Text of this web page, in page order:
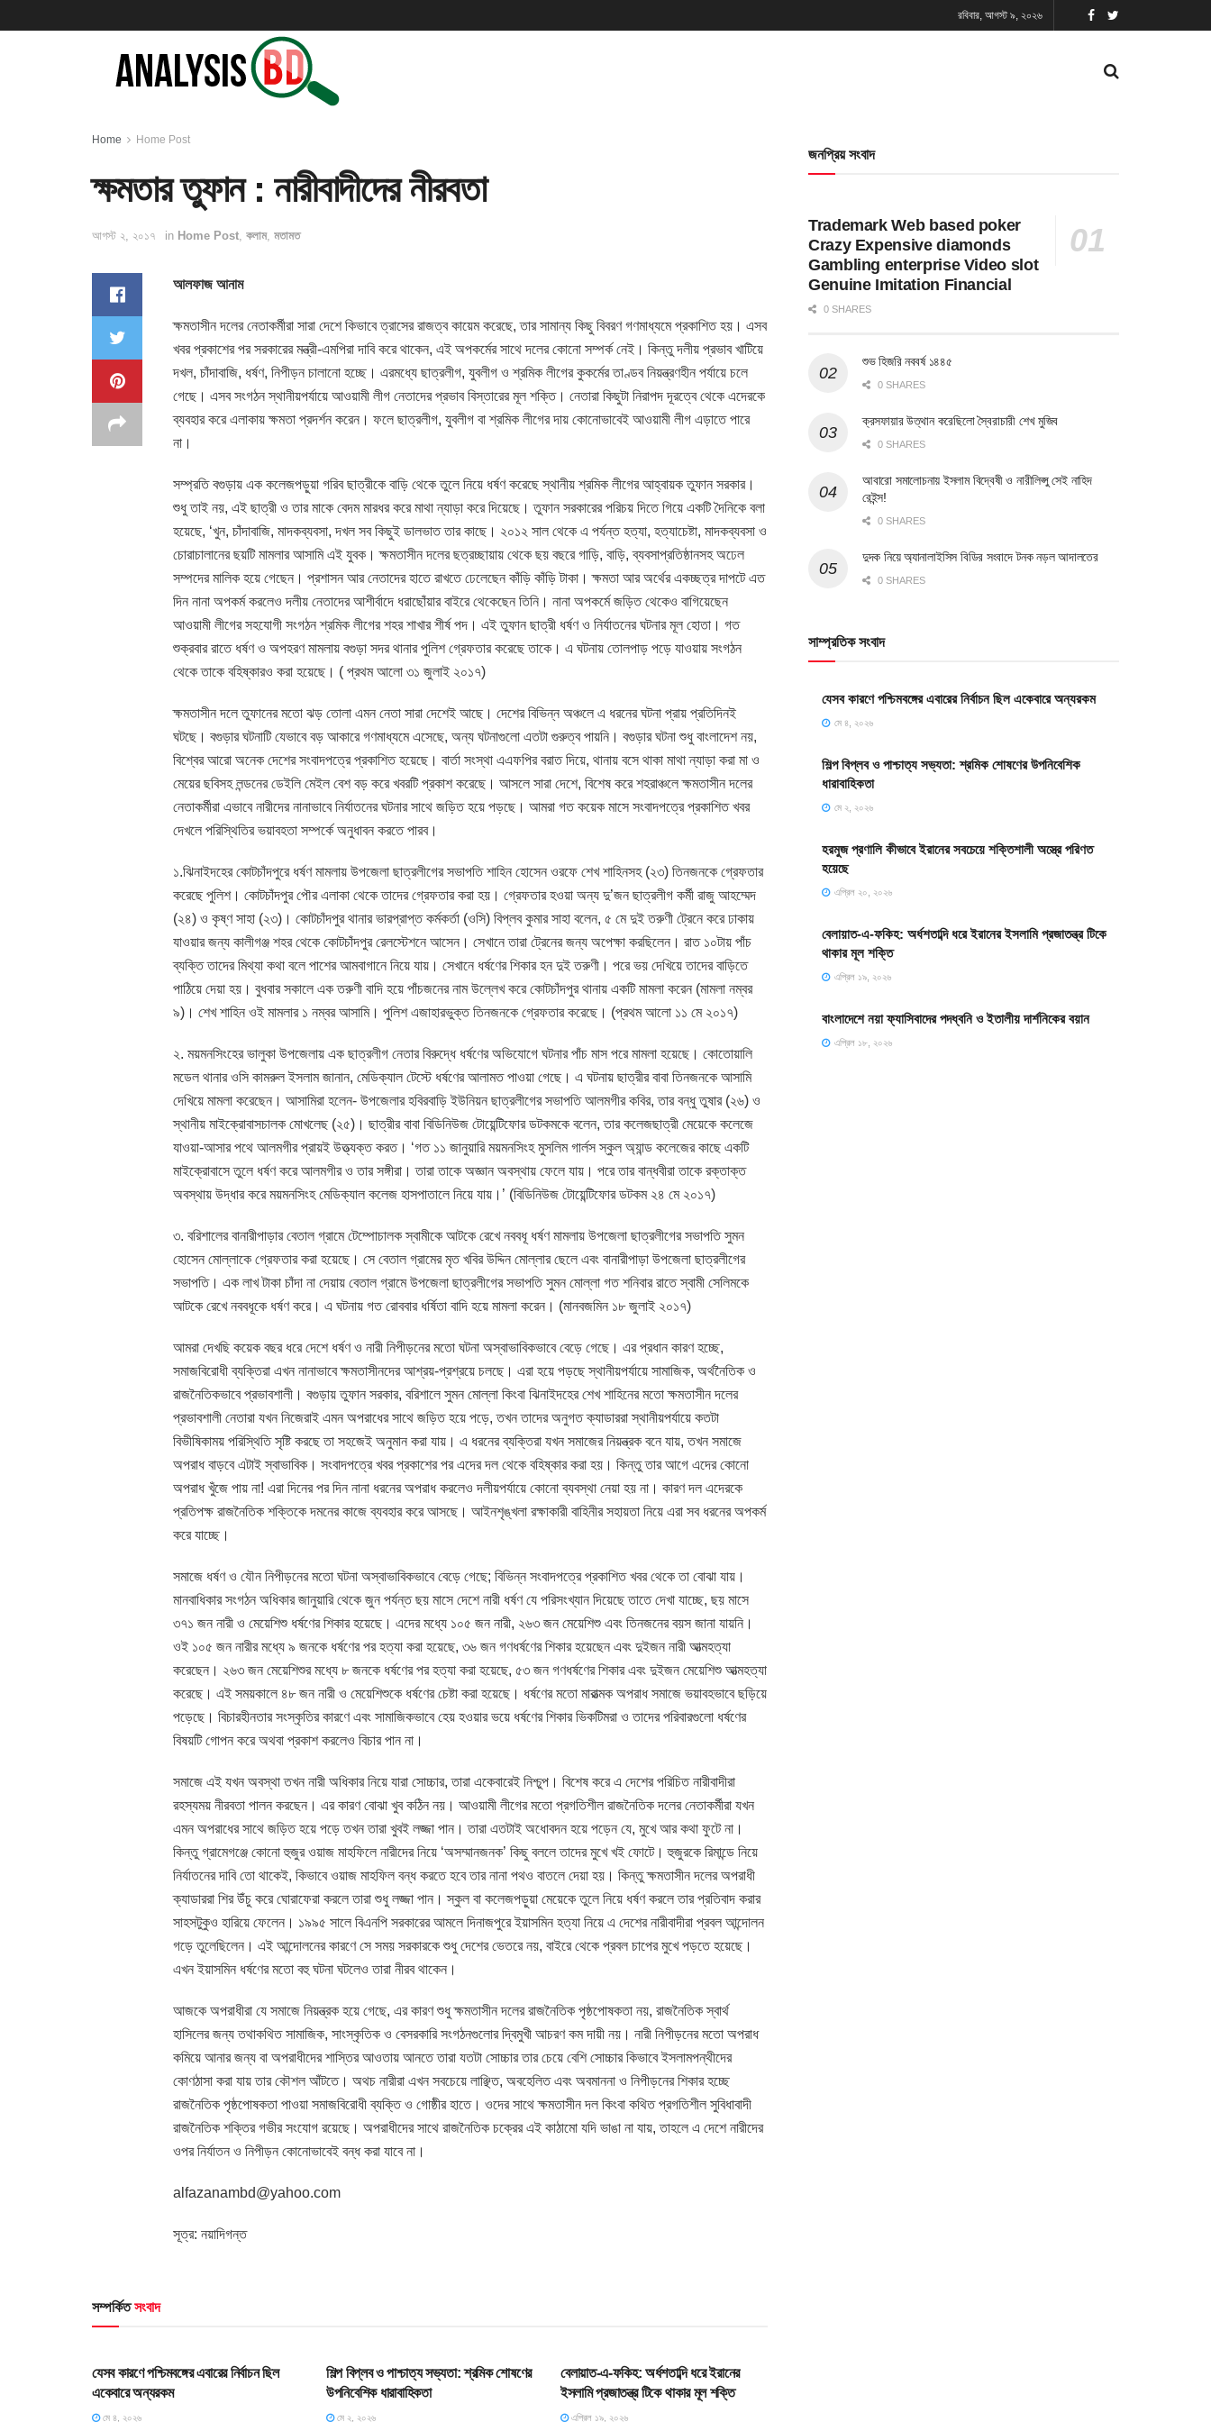
রবিবার, আগস্ট ৯, ২০২৬
Home Home Post
ক্ষমতার তুফান : নারীবাদীদের নীরবতা
আগস্ট ২, ২০১৭ in Home Post কলাম, মতামত
আলফাজ আনাম
ক্ষমতাসীন দলের নেতাকর্মীরা সারা দেশে কিভাবে ত্রাসের রাজত্ব কায়েম করেছে, তার সামান্য কিছু বিবরণ গণমাধ্যমে প্রকাশিতহয়। এসব
খবর প্রকাশের পর সরকারের মন্ত্রী-এমপিরা দাবি করে থাকেন, এই অপকর্মের সাথে দলের কোনো সম্পর্ক নেই। কিন্তু দলীয় প্রভাব খাটিয়ে
দখল, চাঁদাবাজি, ধর্ষণ, নিপীড়ন চালানো হচ্ছে। এরমধ্যে ছাত্রলীগ, যুবলীগ ও শ্রমিক লীগের কুকর্মের তাণ্ডব নিয়ন্ত্রণহীন পর্যায়ে চলে
গেছে। এসব সংগঠন স্থানীয়পর্যায়ে আওয়ামী লীগ নেতাদের প্রভাব বিস্তারের মূল শক্তি। নেতারা কিছুটা নিরাপদ দূরত্বে থেকে এদেরকে
ব্যবহার করে এলাকায় ক্ষমতা প্রদর্শন করেন। ফলে ছাত্রলীগ, যুবলীগ বা শ্রমিক লীগের দায় কোনোভাবেই আওয়ামী লীগ এড়াতে পারে
না।
সম্প্রতি বগুড়ায় এক কলেজপড়ুয়া গরিব ছাত্রীকে বাড়ি থেকে তুলে নিয়ে ধর্ষণ করেছে স্থানীয় শ্রমিক লীগের আহ্বায়ক তুফান সরকার।
শুধু তাই নয়, এই ছাত্রী ও তার মাকে বেদম মারধর করে মাথা ন্যাড়া করে দিয়েছে। তুফান সরকারের পরিচয় দিতে গিয়ে একটি দৈনিকে বলা
হয়েছে, ‘খুন, চাঁদাবাজি, মাদকব্যবসা, দখল সব কিছুই ডালভাত তার কাছে। ২০১২ সাল থেকে এ পর্যন্ত হত্যা, হত্যাচেষ্টা, মাদকব্যবসা ও
চোরাচালানের ছয়টি মামলার আসামি এই যুবক। ক্ষমতাসীন দলের ছত্রচ্ছায়ায় থেকে ছয় বছরে গাড়ি, বাড়ি, ব্যবসাপ্রতিষ্ঠানসহ অঢেল
সম্পদের মালিক হয়ে গেছেন। প্রশাসন আর নেতাদের হাতে রাখতে ঢেলেছেন কাঁড়ি কাঁড়ি টাকা। ক্ষমতা আর অর্থের একচ্ছত্র দাপটে এত
দিন নানা অপকর্ম করলেও দলীয় নেতাদের আশীর্বাদে ধরাছোঁয়ার বাইরে থেকেছেন তিনি। নানা অপকর্মে জড়িত থেকেও বাগিয়েছেন
আওয়ামী লীগের সহযোগী সংগঠন শ্রমিক লীগের শহর শাখার শীর্ষ পদ। এই তুফান ছাত্রী ধর্ষণ ও নির্যাতনের ঘটনার মূল হোতা। গত
শুক্রবার রাতে ধর্ষণ ও অপহরণ মামলায় বগুড়া সদর থানার পুলিশ গ্রেফতার করেছে তাকে। এ ঘটনায় তোলপাড় পড়ে যাওয়ায় সংগঠন
থেকে তাকে বহিষ্কারও করা হয়েছে। ( প্রথম আলো ৩১ জুলাই ২০১৭)
ক্ষমতাসীন দলে তুফানের মতো ঝড় তোলা এমন নেতা সারা দেশেই আছে। দেশের বিভিন্ন অঞ্চলে এ ধরনের ঘটনা প্রায় প্রতিদিনই
ঘটছে। বগুড়ার ঘটনাটি যেভাবে বড় আকারে গণমাধ্যমে এসেছে, অন্য ঘটনাগুলো এতটা গুরুত্ব পায়নি। বগুড়ার ঘটনা শুধু বাংলাদেশ নয়,
বিশ্বের আরো অনেক দেশের সংবাদপত্রে প্রকাশিত হয়েছে। বার্তা সংস্থা এএফপির বরাত দিয়ে, থানায় বসে থাকা মাথা ন্যাড়া করা মা ও
মেয়ের ছবিসহ লন্ডনের ডেইলি মেইল বেশ বড় করে খবরটি প্রকাশ করেছে। আসলে সারা দেশে, বিশেষ করে শহরাঞ্চলে ক্ষমতাসীন দলের
নেতাকর্মীরা এভাবে নারীদের নানাভাবে নির্যাতনের ঘটনার সাথে জড়িত হয়ে পড়ছে। আমরা গত কয়েক মাসে সংবাদপত্রে প্রকাশিত খবর
দেখলে পরিস্থিতির ভয়াবহতা সম্পর্কে অনুধাবন করতে পারব।
১.ঝিনাইদহের কোটচাঁদপুরে ধর্ষণ মামলায় উপজেলা ছাত্রলীগের সভাপতি শাহিন হোসেন ওরফে শেখ শাহিনসহ (২৩) তিনজনকে গ্রেফতার
করেছে পুলিশ। কোটচাঁদপুর পৌর এলাকা থেকে তাদের গ্রেফতার করা হয়। গ্রেফতার হওয়া অন্য দু’জন ছাত্রলীগ কর্মী রাজু আহম্মেদ
(২৪) ও কৃষ্ণ সাহা (২৩)। কোটচাঁদপুর থানার ভারপ্রাপ্ত কর্মকর্তা (ওসি) বিপ্লব কুমার সাহা বলেন, ৫ মে দুই তরুণী ট্রেনে করে ঢাকায়
যাওয়ার জন্য কালীগঞ্জ শহর থেকে কোটচাঁদপুর রেলস্টেশনে আসেন। সেখানে তারা ট্রেনের জন্য অপেক্ষা করছিলেন। রাত ১০টায় পাঁচ
ব্যক্তি তাদের মিথ্যা কথা বলে পাশের আমবাগানে নিয়ে যায়। সেখানে ধর্ষণের শিকার হন দুই তরুণী। পরে ভয় দেখিয়ে তাদের বাড়িতে
পাঠিয়ে দেয়া হয়। বুধবার সকালে এক তরুণী বাদি হয়ে পাঁচজনের নাম উল্লেখ করে কোটচাঁদপুর থানায় একটি মামলা করেন (মামলা নম্বর
৯)। শেখ শাহিন ওই মামলার ১ নম্বর আসামি। পুলিশ এজাহারভুক্ত তিনজনকে গ্রেফতার করেছে। (প্রথম আলো ১১ মে ২০১৭)
২. ময়মনসিংহের ভালুকা উপজেলায় এক ছাত্রলীগ নেতার বিরুদ্ধে ধর্ষণের অভিযোগে ঘটনার পাঁচ মাস পরে মামলা হয়েছে। কোতোয়ালি
মডেল থানার ওসি কামরুল ইসলাম জানান, মেডিক্যাল টেস্টে ধর্ষণের আলামত পাওয়া গেছে। এ ঘটনায় ছাত্রীর বাবা তিনজনকে আসামি
দেখিয়ে মামলা করেছেন। আসামিরা হলেন- উপজেলার হবিরবাড়ি ইউনিয়ন ছাত্রলীগের সভাপতি আলমগীর কবির, তার বন্ধু তুষার (২৬) ও
স্থানীয় মাইক্রোবাসচালক মোখলেছ (২৫)। ছাত্রীর বাবা বিডিনিউজ টোয়েন্টিফোর ডটকমকে বলেন, তার কলেজছাত্রী মেয়েকে কলেজে
যাওয়া-আসার পথে আলমগীর প্রায়ই উত্ত্যক্ত করত। ‘গত ১১ জানুয়ারি ময়মনসিংহ মুসলিম গার্লস স্কুল অ্যান্ড কলেজের কাছে একটি
মাইক্রোবাসে তুলে ধর্ষণ করে আলমগীর ও তার সঙ্গীরা। তারা তাকে অজ্ঞান অবস্থায় ফেলে যায়। পরে তার বান্ধবীরা তাকে রক্তাক্ত
অবস্থায় উদ্ধার করে ময়মনসিংহ মেডিক্যাল কলেজ হাসপাতালে নিয়ে যায়।’ (বিডিনিউজ টোয়েন্টিফোর ডটকম ২৪ মে ২০১৭)
৩. বরিশালের বানারীপাড়ার বেতাল গ্রামে টেম্পোচালক স্বামীকে আটকে রেখে নববধূ ধর্ষণ মামলায় উপজেলা ছাত্রলীগের সভাপতি সুমন
হোসেন মোল্লাকে গ্রেফতার করা হয়েছে। সে বেতাল গ্রামের মৃত খবির উদ্দিন মোল্লার ছেলে এবং বানারীপাড়া উপজেলা ছাত্রলীগের
সভাপতি। এক লাখ টাকা চাঁদা না দেয়ায় বেতাল গ্রামে উপজেলা ছাত্রলীগের সভাপতি সুমন মোল্লা গত শনিবার রাতে স্বামী সেলিমকে
আটকে রেখে নববধূকে ধর্ষণ করে। এ ঘটনায় গত রোববার ধর্ষিতা বাদি হয়ে মামলা করেন। (মানবজমিন ১৮ জুলাই ২০১৭)
আমরা দেখছি কয়েক বছর ধরে দেশে ধর্ষণ ও নারী নিপীড়নের মতো ঘটনা অস্বাভাবিকভাবে বেড়ে গেছে। এর প্রধান কারণ হচ্ছে,
সমাজবিরোধী ব্যক্তিরা এখন নানাভাবে ক্ষমতাসীনদের আশ্রয়-প্রশ্রয়ে চলছে। এরা হয়ে পড়ছে স্থানীয়পর্যায়ে সামাজিক, অর্থনৈতিক ও
রাজনৈতিকভাবে প্রভাবশালী। বগুড়ায় তুফান সরকার, বরিশালে সুমন মোল্লা কিংবা ঝিনাইদহের শেখ শাহিনের মতো ক্ষমতাসীন দলের
প্রভাবশালী নেতারা যখন নিজেরাই এমন অপরাধের সাথে জড়িত হয়ে পড়ে, তখন তাদের অনুগত ক্যাডাররা স্থানীয়পর্যায়ে কতটা
বিভীষিকাময় পরিস্থিতি সৃষ্টি করছে তা সহজেই অনুমান করা যায়। এ ধরনের ব্যক্তিরা যখন সমাজের নিয়ন্ত্রক বনে যায়, তখন সমাজে
অপরাধ বাড়বে এটাই স্বাভাবিক। সংবাদপত্রে খবর প্রকাশের পর এদের দল থেকে বহিষ্কার করা হয়। কিন্তু তার আগে এদের কোনো
অপরাধ খুঁজে পায় না! এরা দিনের পর দিন নানা ধরনের অপরাধ করলেও দলীয়পর্যায়ে কোনো ব্যবস্থা নেয়া হয় না। কারণ দল এদেরকে
প্রতিপক্ষ রাজনৈতিক শক্তিকে দমনের কাজে ব্যবহার করে আসছে। আইনশৃঙ্খলা রক্ষাকারী বাহিনীর সহায়তা নিয়ে এরা সব ধরনের অপকর্ম
করে যাচ্ছে।
সমাজে ধর্ষণ ও যৌন নিপীড়নের মতো ঘটনা অস্বাভাবিকভাবে বেড়ে গেছে; বিভিন্ন সংবাদপত্রে প্রকাশিত খবর থেকে তা বোঝা যায়।
মানবাধিকার সংগঠন অধিকার জানুয়ারি থেকে জুন পর্যন্ত ছয় মাসে দেশে নারী ধর্ষণ যে পরিসংখ্যান দিয়েছে তাতে দেখা যাচ্ছে, ছয় মাসে
৩৭১ জন নারী ও মেয়েশিশু ধর্ষণের শিকার হয়েছে। এদের মধ্যে ১০৫ জন নারী, ২৬৩ জন মেয়েশিশু এবং তিনজনের বয়স জানা যায়নি।
ওই ১০৫ জন নারীর মধ্যে ৯ জনকে ধর্ষণের পর হত্যা করা হয়েছে, ৩৬ জন গণধর্ষণের শিকার হয়েছেন এবং দুইজন নারী আত্মহত্যা
করেছেন। ২৬৩ জন মেয়েশিশুর মধ্যে ৮ জনকে ধর্ষণের পর হত্যা করা হয়েছে, ৫৩ জন গণধর্ষণের শিকার এবং দুইজন মেয়েশিশু আত্মহত্যা
করেছে। এই সময়কালে ৪৮ জন নারী ও মেয়েশিশুকে ধর্ষণের চেষ্টা করা হয়েছে। ধর্ষণের মতো মারাত্মক অপরাধ সমাজে ভয়াবহভাবে ছড়িয়ে
পড়েছে। বিচারহীনতার সংস্কৃতির কারণে এবং সামাজিকভাবে হেয় হওয়ার ভয়ে ধর্ষণের শিকার ভিকটিমরা ও তাদের পরিবারগুলো ধর্ষণের
বিষয়টি গোপন করে অথবা প্রকাশ করলেও বিচার পান না।
সমাজে এই যখন অবস্থা তখন নারী অধিকার নিয়ে যারা সোচ্চার, তারা একেবারেই নিশ্চুপ। বিশেষ করে এ দেশের পরিচিত নারীবাদীরা
রহস্যময় নীরবতা পালন করছেন। এর কারণ বোঝা খুব কঠিন নয়। আওয়ামী লীগের মতো প্রগতিশীল রাজনৈতিক দলের নেতাকর্মীরা যখন
এমন অপরাধের সাথে জড়িত হয়ে পড়ে তখন তারা খুবই লজ্জা পান। তারা এতটাই অধোবদন হয়ে পড়েন যে, মুখে আর কথা ফুটে না।
কিন্তু গ্রামেগঞ্জে কোনো হুজুর ওয়াজ মাহফিলে নারীদের নিয়ে ‘অসম্মানজনক’ কিছু বললে তাদের মুখে খই ফোটে। হুজুরকে রিমান্ডে নিয়ে
নির্যাতনের দাবি তো থাকেই, কিভাবে ওয়াজ মাহফিল বন্ধ করতে হবে তার নানা পথও বাতলে দেয়া হয়। কিন্তু ক্ষমতাসীন দলের অপরাধী
ক্যাডাররা শির উঁচু করে ঘোরাফেরা করলে তারা শুধু লজ্জা পান। স্কুল বা কলেজপড়ুয়া মেয়েকে তুলে নিয়ে ধর্ষণ করলে তার প্রতিবাদ করার
সাহসটুকুও হারিয়ে ফেলেন। ১৯৯৫ সালে বিএনপি সরকারের আমলে দিনাজপুরে ইয়াসমিন হত্যা নিয়ে এ দেশের নারীবাদীরা প্রবল আন্দোলন
গড়ে তুলেছিলেন। এই আন্দোলনের কারণে সে সময় সরকারকে শুধু দেশের ভেতরে নয়, বাইরে থেকে প্রবল চাপের মুখে পড়তে হয়েছে।
এখন ইয়াসমিন ধর্ষণের মতো বহু ঘটনা ঘটলেও তারা নীরব থাকেন।
আজকে অপরাধীরা যে সমাজে নিয়ন্ত্রক হয়ে গেছে, এর কারণ শুধু ক্ষমতাসীন দলের রাজনৈতিক পৃষ্ঠপোষকতা নয়, রাজনৈতিক স্বার্থ
হাসিলের জন্য তথাকথিত সামাজিক, সাংস্কৃতিক ও বেসরকারি সংগঠনগুলোর দ্বিমুখী আচরণ কম দায়ী নয়। নারী নিপীড়নের মতো অপরাধ
কমিয়ে আনার জন্য বা অপরাধীদের শাস্তির আওতায় আনতে তারা যতটা সোচ্চার তার চেয়ে বেশি সোচ্চার কিভাবে ইসলামপন্থীদের
কোণঠাসা করা যায় তার কৌশল আঁটতে। অথচ নারীরা এখন সবচেয়ে লাঞ্ছিত, অবহেলিত এবং অবমাননা ও নিপীড়নের শিকার হচ্ছে
রাজনৈতিক পৃষ্ঠপোষকতা পাওয়া সমাজবিরোধী ব্যক্তি ও গোষ্ঠীর হাতে। ওদের সাথে ক্ষমতাসীন দল কিংবা কথিত প্রগতিশীল সুবিধাবাদী
রাজনৈতিক শক্তির গভীর সংযোগ রয়েছে। অপরাধীদের সাথে রাজনৈতিক চক্রের এই কাঠামো যদি ভাঙা না যায়, তাহলে এ দেশে নারীদের
ওপর নির্যাতন ও নিপীড়ন কোনোভাবেই বন্ধ করা যাবে না।
alfazanambd@yahoo.com
সূত্র: নয়াদিগন্ত
সম্পর্কিতসংবাদ
যেসব কারণে পশ্চিমবঙ্গের এবারের নির্বাচন ছিল
একেবারে অন্যরকম
মে ৪, ২০২৬
শিল্প বিপ্লব ও পাশ্চাত্য সভ্যতা: শ্রমিক শোষণের
উপনিবেশিক ধারাবাহিকতা
মে ২, ২০২৬
বেলায়াত-এ-ফকিহ: অর্ধশতাব্দি ধরে ইরানের
ইসলামি প্রজাতন্ত্র টিকে থাকার মূল শক্তি
এপ্রিল ১৯, ২০২৬
জনপ্রিয় সংবাদ
Trademark Web based poker
Crazy Expensive diamonds
Gambling enterprise Video slot
Genuine Imitation Financial
0 SHARES
শুভ হিজরি নববর্ষ ১৪৪৫
0 SHARES
ক্রসফায়ার উত্থান করেছিলো স্বৈরাচারী শেখ মুজিব
0 SHARES
আবারো সমালোচনায় ইসলাম বিদ্বেষী ও নারীলিপ্সু সেই নাহিদ
রেইন্স!
0 SHARES
দুদক নিয়ে অ্যানালাইসিস বিডির সংবাদে টনক নড়ল আদালতের
0 SHARES
সাম্প্রতিক সংবাদ
যেসব কারণে পশ্চিমবঙ্গের এবারের নির্বাচন ছিল একেবারে অন্যরকম
মে ৪, ২০২৬
শিল্প বিপ্লব ও পাশ্চাত্য সভ্যতা: শ্রমিক শোষণের উপনিবেশিক
ধারাবাহিকতা
মে ২, ২০২৬
হরমুজ প্রণালি কীভাবে ইরানের সবচেয়ে শক্তিশালী অস্ত্রে পরিণত
হয়েছে
এপ্রিল ২০, ২০২৬
বেলায়াত-এ-ফকিহ: অর্ধশতাব্দি ধরে ইরানের ইসলামি প্রজাতন্ত্র টিকে
থাকার মূল শক্তি
এপ্রিল ১৯, ২০২৬
বাংলাদেশে নয়া ফ্যাসিবাদের পদধ্বনি ও ইতালীয় দার্শনিকের বয়ান
এপ্রিল ১৮, ২০২৬